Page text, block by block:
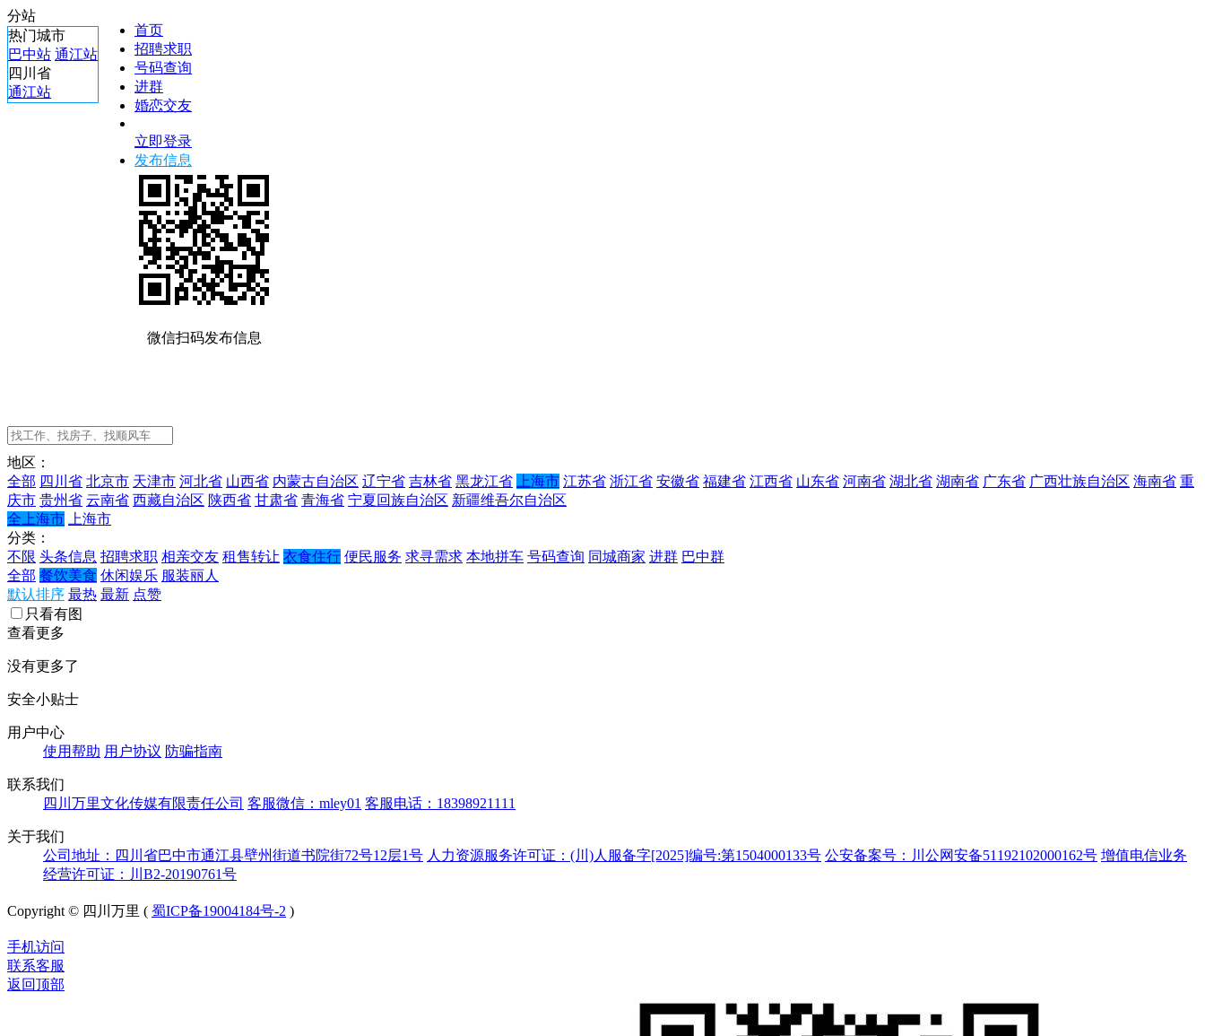
分站
热门城市
巴中站 通江站
四川省
通江站
首页
招聘求职
号码查询
进群
婚恋交友
立即登录
发布信息
微信扫码发布信息
地区：
全部 四川省 北京市 天津市 河北省 山西省 内蒙古自治区 辽宁省 吉林省 黑龙江省 上海市 江苏省 浙江省 安徽省 福建省 江西省 山东省 河南省 湖北省 湖南省 广东省 广西壮族自治区 海南省 重
庆市 贵州省 云南省 西藏自治区 陕西省 甘肃省 青海省 宁夏回族自治区 新疆维吾尔自治区
全上海市
上海市
分类：
不限 头条信息 招聘求职 相亲交友 租售转让 衣食住行 便民服务 求寻需求 本地拼车 号码查询 同城商家 进群 巴中群
全部 餐饮美食 休闲娱乐 服装丽人
默认排序 最热 最新 点赞
只看有图
查看更多
没有更多了
安全小贴士
用户中心
使用帮助 用户协议 防骗指南
联系我们
四川万里文化传媒有限责任公司 客服微信：mley01 客服电话：18398921111
关于我们
公司地址：四川省巴中市通江县壁州街道书院街72号12层1号 人力资源服务许可证：(川)人服备字[2025]编号:第1504000133号 公安备案号：川公网安备51192102000162号 增值电信业务
经营许可证：川B2-20190761号
Copyright © 四川万里 ( 蜀ICP备19004184号-2 )
手机访问
联系客服
返回顶部